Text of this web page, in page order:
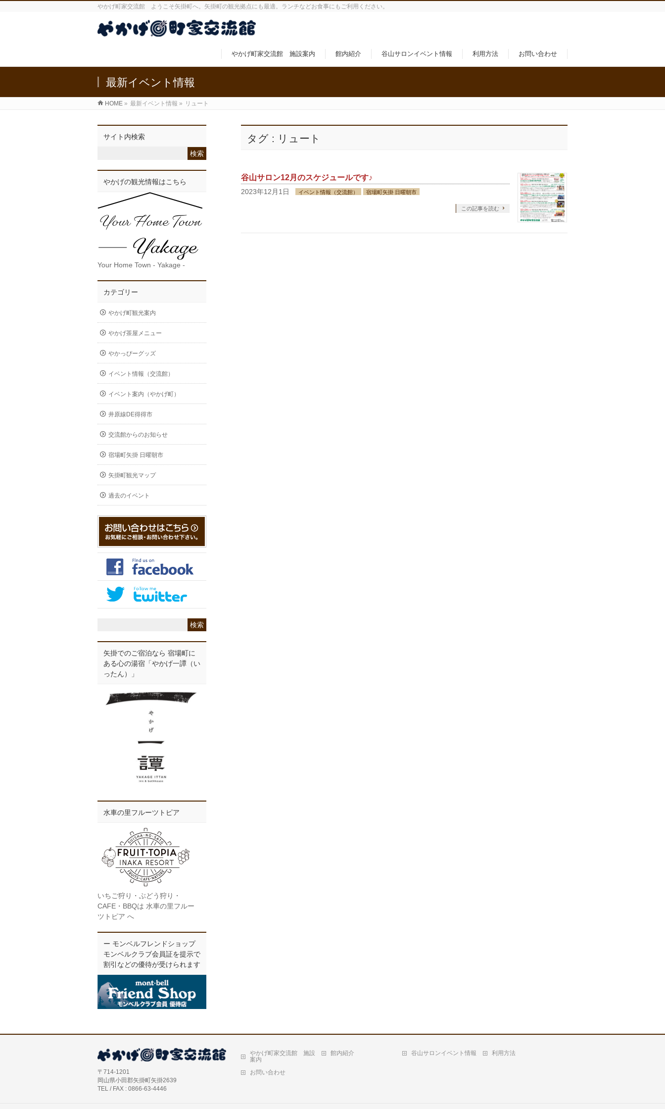
やかげ町家交流館 ようこそ矢掛町へ。矢掛町の観光拠点にも最適。ランチなどお食事にもご利用ください。
やかげ町家交流館 施設案内 館内紹介 谷山サロンイベント情報 利用方法 お問い合わせ
最新イベント情報
HOME » 最新イベント情報 » リュート
タグ : リュート
谷山サロン12月のスケジュールです♪
2023年12月1日 イベント情報（交流館） 宿場町矢掛 日曜朝市
この記事を読む
サイト内検索
やかげの観光情報はこちら
Your Home Town - Yakage -
カテゴリー
やかげ町観光案内
やかげ茶屋メニュー
やかっぴーグッズ
イベント情報（交流館）
イベント案内（やかげ町）
井原線DE得得市
交流館からのお知らせ
宿場町矢掛 日曜朝市
矢掛町観光マップ
過去のイベント
矢掛でのご宿泊なら 宿場町に
ある心の湯宿「やかげ一譚（い
ったん）」
水車の里フルーツトピア
いちご狩り・ぶどう狩り・
CAFE・BBQは 水車の里フルー
ツトピア へ
ー モンベルフレンドショップ
モンベルクラブ会員証を提示で
割引などの優待が受けられます
〒714-1201
岡山県小田郡矢掛町矢掛2639
TEL / FAX : 0866-63-4446
やかげ町家交流館 施設
案内
館内紹介 谷山サロンイベント情報 利用方法
お問い合わせ